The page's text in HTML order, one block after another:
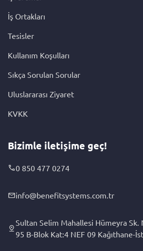
İş Ortakları
Tesisler
Kullanım Koşulları
Sıkça Sorulan Sorular
Uluslararası Ziyaret
KVKK
Bizimle iletişime geç!
0 850 477 0274
info@benefitsystems.com.tr
Sultan Selim Mahallesi Hümeyra Sk.
95 B-Blok Kat:4 NEF 09 Kağıthane-